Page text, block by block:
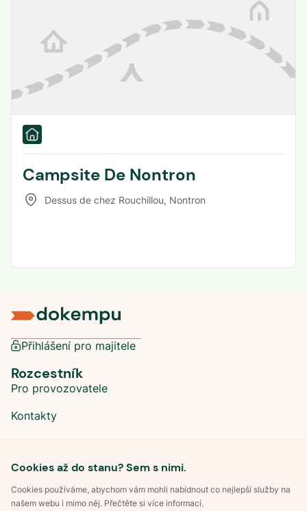
Campsite De Nontron
Dessus de chez Rouchillou, Nontron
Cookies až do stanu? Sem s nimi.
Cookies používáme, abychom vám mohli nabídnout co nejlepší služby na
našem webu i mimo něj. Přečtěte si více informací.
Přihlášení pro majitele
Rozcestník
Pro provozovatele
Kontakty